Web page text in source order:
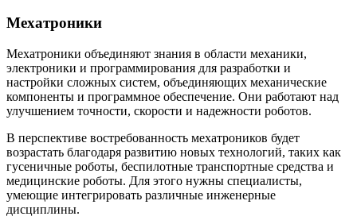
Мехатроники
Мехатроники объединяют знания в области механики,
электроники и программирования для разработки и
настройки сложных систем, объединяющих механические
компоненты и программное обеспечение. Они работают над
улучшением точности, скорости и надежности роботов.
В перспективе востребованность мехатроников будет
возрастать благодаря развитию новых технологий, таких как
гусеничные роботы, беспилотные транспортные средства и
медицинские роботы. Для этого нужны специалисты,
умеющие интегрировать различные инженерные
дисциплины.